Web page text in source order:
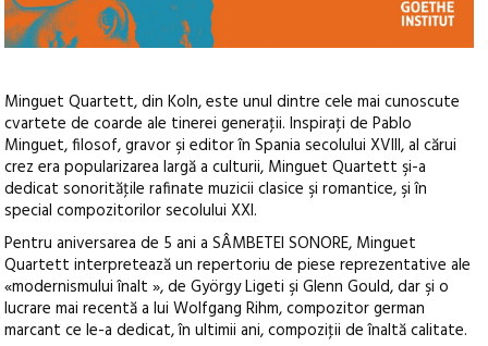
Minguet Quartett, din Koln, este unul dintre cele mai cunoscute
cvartete de coarde ale tinerei generaţii. Inspiraţi de Pablo
Minguet, filosof, gravor şi editor în Spania secolului XVIII, al cărui
crez era popularizarea largă a culturii, Minguet Quartett şi-a
dedicat sonorităţile rafinate muzicii clasice şi romantice, şi în
special compozitorilor secolului XXI.
Pentru aniversarea de 5 ani a SÂMBETEI SONORE, Minguet
Quartett interpretează un repertoriu de piese reprezentative ale
«modernismului înalt », de György Ligeti şi Glenn Gould, dar şi o
lucrare mai recentă a lui Wolfgang Rihm, compozitor german
marcant ce le-a dedicat, în ultimii ani, compoziţii de înaltă calitate.